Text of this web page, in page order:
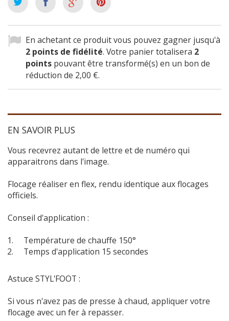
En achetant ce produit vous pouvez gagner jusqu'à
2 points de fidélité. Votre panier totalisera 2
points pouvant être transformé(s) en un bon de
réduction de 2,00 €.
EN SAVOIR PLUS
Vous recevrez autant de lettre et de numéro qui
apparaitrons dans l'image.
Flocage réaliser en flex, rendu identique aux flocages
officiels.
Conseil d'application :
Température de chauffe 150°
Temps d'application 15 secondes
Astuce STYL'FOOT :
Si vous n'avez pas de presse à chaud, appliquer votre
flocage avec un fer à repasser.